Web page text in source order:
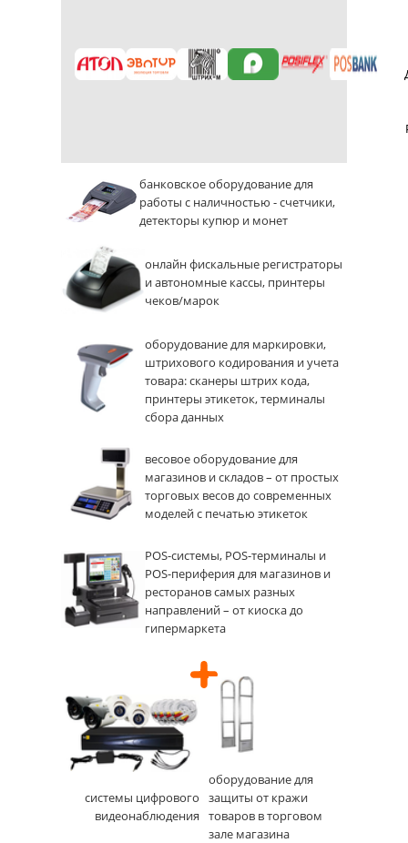
банковское оборудование для
работы с наличностью - счетчики,
детекторы купюр и монет
онлайн фискальные регистраторы
и автономные кассы, принтеры
чеков/марок
оборудование для маркировки,
штрихового кодирования и учета
товара: сканеры штрих кода,
принтеры этикеток, терминалы
сбора данных
весовое оборудование для
магазинов и складов – от простых
торговых весов до современных
моделей с печатью этикеток
POS-системы, POS-терминалы и
POS-периферия для магазинов и
ресторанов самых разных
направлений – от киоска до
гипермаркета
системы цифрового
видеонаблюдения
оборудование для
защиты от кражи
товаров в торговом
зале магазина